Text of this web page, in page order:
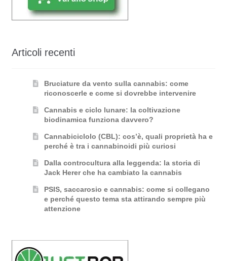
Articoli recenti
Bruciature da vento sulla cannabis: come
riconoscerle e come si dovrebbe intervenire
Cannabis e ciclo lunare: la coltivazione
biodinamica funziona davvero?
Cannabiciclolo (CBL): cos’è, quali proprietà ha e
perché è tra i cannabinoidi più curiosi
Dalla controcultura alla leggenda: la storia di
Jack Herer che ha cambiato la cannabis
PSIS, saccarosio e cannabis: come si collegano
e perché questo tema sta attirando sempre più
attenzione